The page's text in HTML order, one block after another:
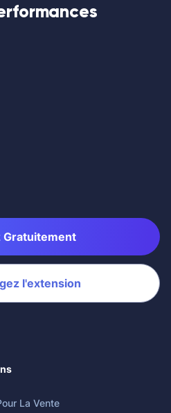
Gratuitement
l'extension
La Vente